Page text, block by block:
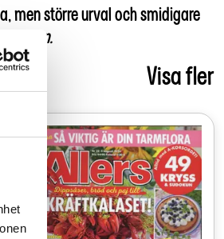
men större urval och smidigare
dörren.
Visa fler